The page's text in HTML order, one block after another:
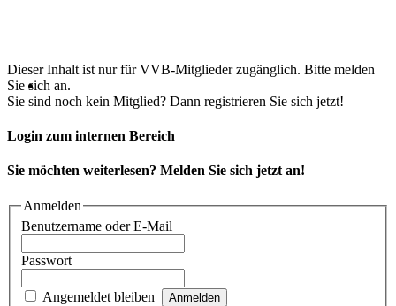
Dieser Inhalt ist nur für VVB-Mitglieder zugänglich. Bitte melden
Sie sich an.
Sie sind noch kein Mitglied? Dann registrieren Sie sich jetzt!
Login zum internen Bereich
Sie möchten weiterlesen? Melden Sie sich jetzt an!
Anmelden
Benutzername oder E-Mail
Passwort
Angemeldet bleiben